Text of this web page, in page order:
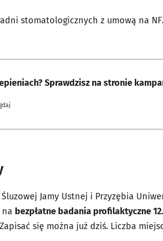
stomatologicznych z umową na
Sprawdzisz na stronie
Jamy Ustnej i Przyzębia
bezpłatne badania profilaktyczne
się można już dziś. Liczba